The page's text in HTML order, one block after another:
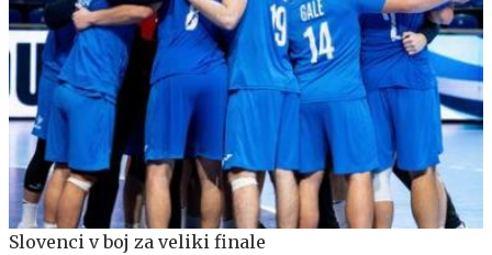
Slovenci v boj za veliki finale